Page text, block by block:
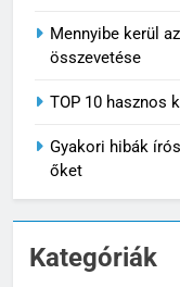
Mennyibe kerül
összevetése
TOP 10 hasznos
Gyakori hibák
őket
Kategóriák
5